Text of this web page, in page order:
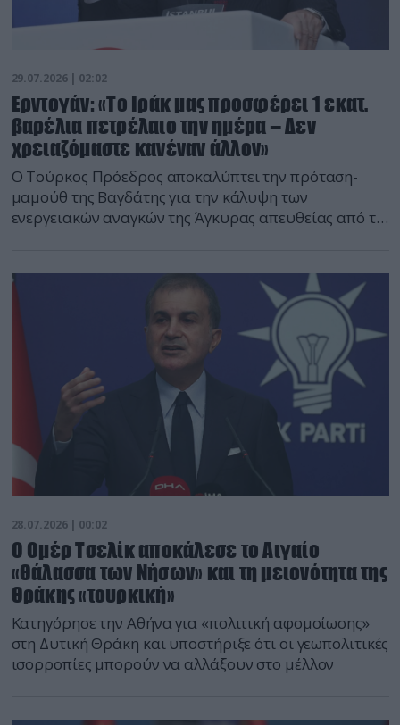
29.07.2026 | 02:02
Ερντογάν: «Το Ιράκ μας προσφέρει 1 εκατ.
βαρέλια πετρέλαιο την ημέρα – Δεν
χρειαζόμαστε κανέναν άλλον»
Ο Τούρκος Πρόεδρος αποκαλύπτει την πρόταση-
μαμούθ της Βαγδάτης για την κάλυψη των
ενεργειακών αναγκών της Άγκυρας απευθείας από το
28.07.2026 | 00:02
Ο Ομέρ Τσελίκ αποκάλεσε το Αιγαίο
«Θάλασσα των Νήσων» και τη μειονότητα της
Θράκης «τουρκική»
Κατηγόρησε την Αθήνα για «πολιτική αφομοίωσης»
στη Δυτική Θράκη και υποστήριξε ότι οι γεωπολιτικές
ισορροπίες μπορούν να αλλάξουν στο μέλλον